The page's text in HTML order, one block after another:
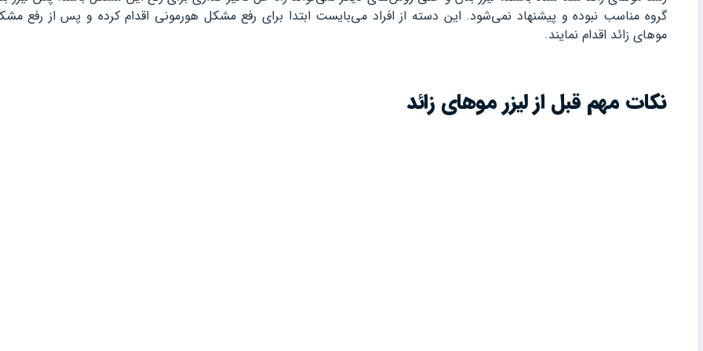
گروه مناسب نبوده و پیشنهاد نمی‌شود. این دسته از افراد می‌بایست ابتدا برای رفع مشکل هورمونی اقدام کرده و پس از رفع
موهای زائد اقدام نمایند.
نکات مهم قبل از لیزر موهای زائد